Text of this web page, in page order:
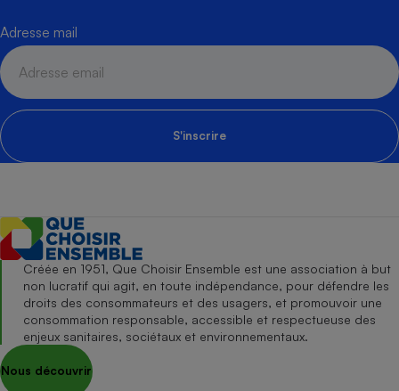
Adresse mail
S'inscrire
Créée en 1951, Que Choisir Ensemble est une association à but
non lucratif qui agit, en toute indépendance, pour défendre les
droits des consommateurs et des usagers, et promouvoir une
consommation responsable, accessible et respectueuse des
enjeux sanitaires, sociétaux et environnementaux.
Nous découvrir